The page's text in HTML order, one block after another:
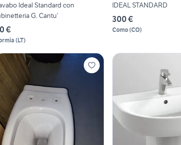
Ideal Standard con
G. Cantu’
€
(LT)
IDEAL STANDARD
300 €
Como(CO)